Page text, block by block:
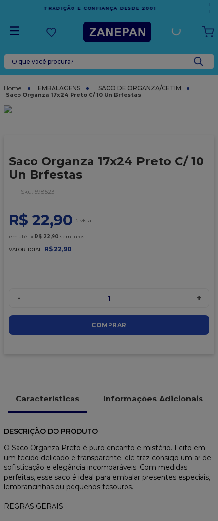
EM COMPRAS ACIMA DE R$1.000,00 PARA O
ESPÍRITO SANTO
O que você procura?
EMBALAGENS SACO DE ORGANZA/CETIM
Saco Organza 17x24 Preto C/ 10 Un Brfestas
Saco Organza 17x24 Preto C/ 10
Un Brfestas
: 598523
R$ 22,90
em até 1x R$ 22,90 sem juros
VALOR TOTAL: R$ 22,90
- 1 +
COMPRAR
Características Informações Adicionais
DESCRIÇÃO DO PRODUTO
O Saco Organza Preto é puro encanto e mistério. Feito em
um tecido delicado e transparente, ele traz consigo um ar de
sofisticação e elegância incomparáveis. Com medidas
perfeitas, esse saco é ideal para embalar presentes especiais,
lembrancinhas ou pequenos tesouros.
REGRAS GERAIS
TERMOS MAIS BUSCADOS
leite condensado
6
sacola
9º
caixa kraft
10º chocolate